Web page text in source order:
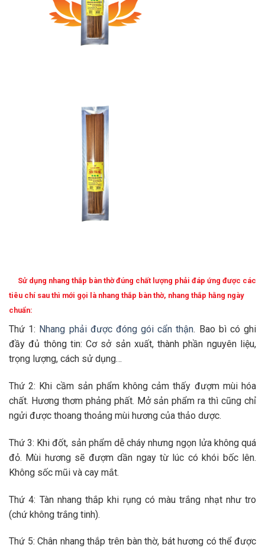
Sử dụng nhang thắp bàn thờ đúng chất lượng phải đáp ứng được các
tiêu chí sau thì mới gọi là nhang thắp bàn thờ, nhang thắp hằng ngày
chuẩn:
Thứ 1: Nhang phải được đóng gói cẩn thận. Bao bì có ghi
đầy đủ thông tin: Cơ sở sản xuất, thành phần nguyên liệu,
trọng lượng, cách sử dụng…
Thứ 2: Khi cầm sản phẩm không cảm thấy đượm mùi hóa
chất. Hương thơm phảng phất. Mở sản phẩm ra thì cũng chỉ
ngửi được thoang thoảng mùi hương của thảo dược.
Thứ 3: Khi đốt, sản phẩm dễ cháy nhưng ngọn lửa không quá
đỏ. Mùi hương sẽ đượm dần ngay từ lúc có khói bốc lên.
Không sốc mũi và cay mắt.
Thứ 4: Tàn nhang thắp khi rụng có màu trắng nhạt như tro
(chứ không trắng tinh).
Thứ 5: Chân nhang thắp trên bàn thờ, bát hương có thể được